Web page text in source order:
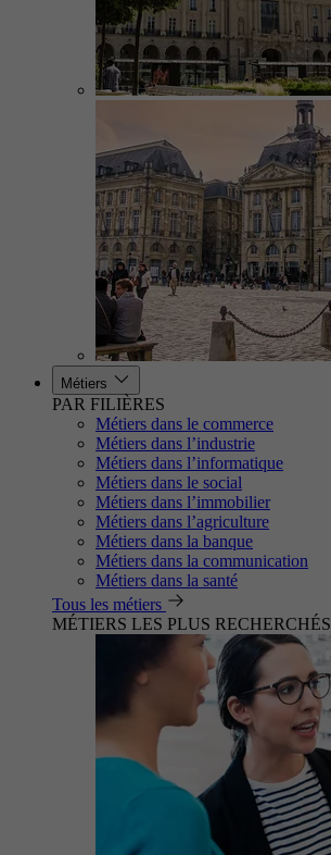
Métiers
PAR FILIÈRES
Métiers dans le commerce
Métiers dans l’industrie
Métiers dans l’informatique
Métiers dans le social
Métiers dans l’immobilier
Métiers dans l’agriculture
Métiers dans la banque
Métiers dans la communication
Métiers dans la santé
Tous les métiers
MÉTIERS LES PLUS RECHERCHÉS